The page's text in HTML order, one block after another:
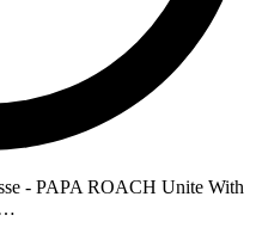
- PAPA ROACH Unite With